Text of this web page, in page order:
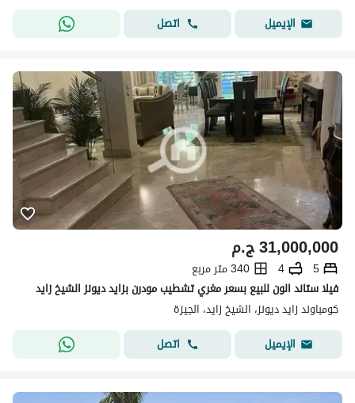
الإيميل
اتصل
ج.م31,000,000
5
4
340 متر مربع
فيلا ستاند الون للبيع بسعر مغري تشطيب مودرن بزايد ديونز الشيخ زايد
كومباوند زايد ديونز، الشيخ زايد، الجيزة
الإيميل
اتصل